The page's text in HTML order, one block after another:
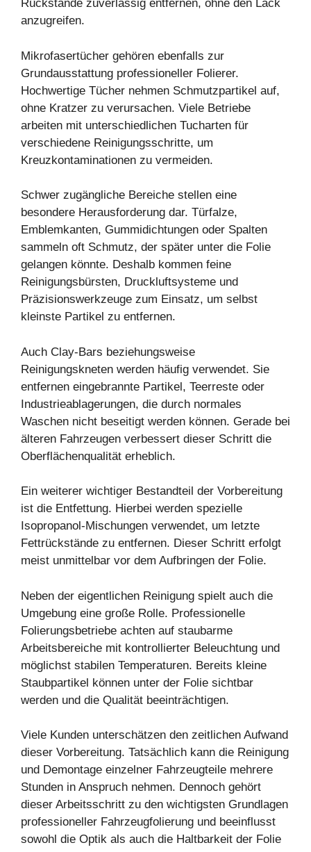
Rückstände zuverlässig entfernen, ohne den Lack
anzugreifen.
Mikrofasertücher gehören ebenfalls zur
Grundausstattung professioneller Folierer.
Hochwertige Tücher nehmen Schmutzpartikel auf,
ohne Kratzer zu verursachen. Viele Betriebe
arbeiten mit unterschiedlichen Tucharten für
verschiedene Reinigungsschritte, um
Kreuzkontaminationen zu vermeiden.
Schwer zugängliche Bereiche stellen eine
besondere Herausforderung dar. Türfalze,
Emblemkanten, Gummidichtungen oder Spalten
sammeln oft Schmutz, der später unter die Folie
gelangen könnte. Deshalb kommen feine
Reinigungsbürsten, Druckluftsysteme und
Präzisionswerkzeuge zum Einsatz, um selbst
kleinste Partikel zu entfernen.
Auch Clay-Bars beziehungsweise
Reinigungskneten werden häufig verwendet. Sie
entfernen eingebrannte Partikel, Teerreste oder
Industrieablagerungen, die durch normales
Waschen nicht beseitigt werden können. Gerade bei
älteren Fahrzeugen verbessert dieser Schritt die
Oberflächenqualität erheblich.
Ein weiterer wichtiger Bestandteil der Vorbereitung
ist die Entfettung. Hierbei werden spezielle
Isopropanol-Mischungen verwendet, um letzte
Fettrückstände zu entfernen. Dieser Schritt erfolgt
meist unmittelbar vor dem Aufbringen der Folie.
Neben der eigentlichen Reinigung spielt auch die
Umgebung eine große Rolle. Professionelle
Folierungsbetriebe achten auf staubarme
Arbeitsbereiche mit kontrollierter Beleuchtung und
möglichst stabilen Temperaturen. Bereits kleine
Staubpartikel können unter der Folie sichtbar
werden und die Qualität beeinträchtigen.
Viele Kunden unterschätzen den zeitlichen Aufwand
dieser Vorbereitung. Tatsächlich kann die Reinigung
und Demontage einzelner Fahrzeugteile mehrere
Stunden in Anspruch nehmen. Dennoch gehört
dieser Arbeitsschritt zu den wichtigsten Grundlagen
professioneller Fahrzeugfolierung und beeinflusst
sowohl die Optik als auch die Haltbarkeit der Folie